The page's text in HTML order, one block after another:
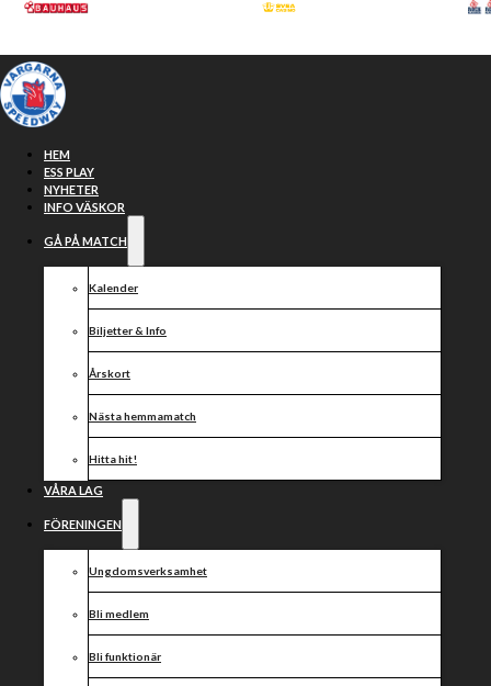
Hoppa till huvudinnehåll
HEM
ESS PLAY
NYHETER
INFO VÄSKOR
GÅ PÅ MATCH
Kalender
Biljetter & Info
Årskort
Nästa hemmamatch
Hitta hit!
VÅRA LAG
FÖRENINGEN
Ungdomsverksamhet
Bli medlem
Bli funktionär
Actemium
fortsätter sin
resa med
klubben!